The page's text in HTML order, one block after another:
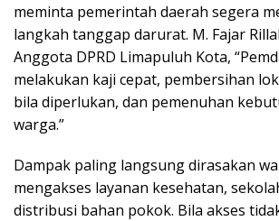
meminta pemerintah daerah segera
langkah tanggap darurat. M. Fajar
Anggota DPRD Limapuluh Kota,
melakukan kaji cepat, pembersihan
bila diperlukan, dan pemenuhan
warga.”
Dampak paling langsung dirasakan
mengakses layanan kesehatan,
distribusi bahan pokok. Bila akses